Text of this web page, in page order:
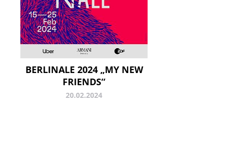
BERLINALE 2024 „MY NEW
FRIENDS“
20.02.2024